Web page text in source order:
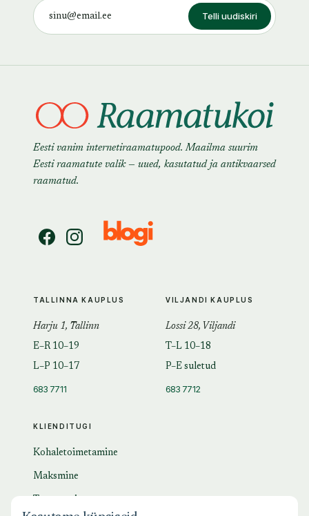
Telli uudiskiri
Eesti vanim internetiraamatupood. Maailma suurim
Eesti raamatute valik — uued, kasutatud ja antikvaarsed
raamatud.
KLIENDITUGI
Kohaletoimetamine
Maksmine
TALLINNA KAUPLUS
Harju 1, Tallinn
E–R 10–19
L–P 10–17
683 7711
VILJANDI KAUPLUS
Lossi 28, Viljandi
T–L 10–18
P–E suletud
683 7712